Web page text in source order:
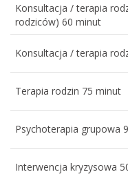
Konsultacja / terapia
rodziców) 60 minut
Konsultacja / terapia
Terapia rodzin 75 minut
Psychoterapia grupowa
Interwencja kryzysowa